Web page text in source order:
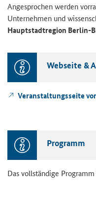
An­ge­spro­chen wer­den
Un­ter­neh­men und
Haupt­stadt­re­gi­on Berlin-​
Web­sei­te &
Ver­an­stal­tungs­sei­te
Pro­gramm
Das voll­stän­di­ge